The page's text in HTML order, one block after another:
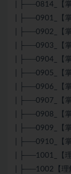
| ├──0814_【
| ├──0901_【
| ├──0902_【
| ├──0903_【
| ├──0904_【
| ├──0905_【
| ├──0906_【
| ├──0907_【
| ├──0908_【
| ├──0909_【
| ├──0910_【
| ├──1001_【
| ├──1002【理